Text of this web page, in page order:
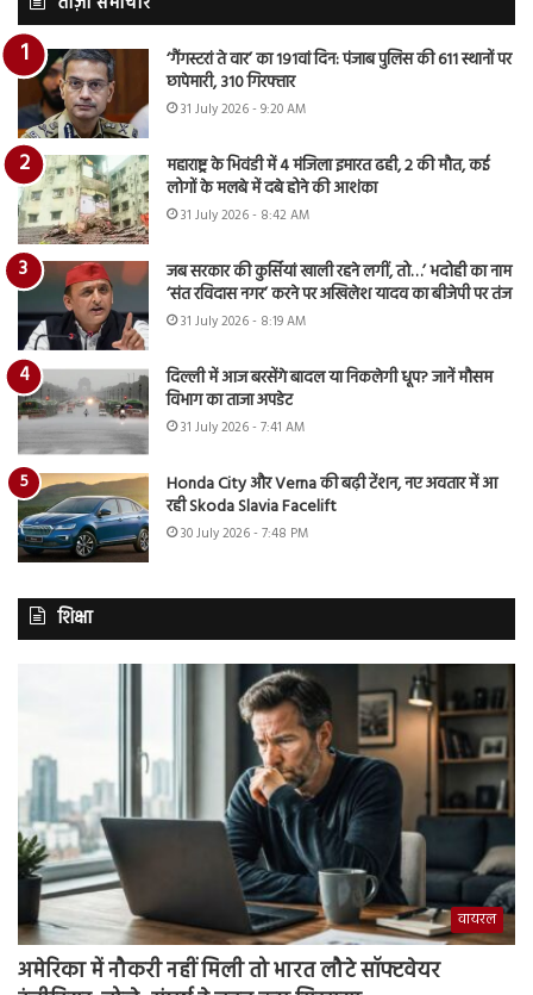
‘गैंगस्टरां ते वार’ का 191वां दिन: पंजाब पुलिस की 611 स्थानों पर
छापेमारी, 310 गिरफ्तार
31 July 2026 - 9:20 AM
महाराष्ट्र के भिवंडी में 4 मंजिला इमारत ढही, 2 की मौत, कई
लोगों के मलबे में दबे होने की आशंका
31 July 2026 - 8:42 AM
जब सरकार की कुर्सियां खाली रहने लगीं, तो…’ भदोही का नाम
‘संत रविदास नगर’ करने पर अखिलेश यादव का बीजेपी पर तंज
31 July 2026 - 8:19 AM
दिल्ली में आज बरसेंगे बादल या निकलेगी धूप? जानें मौसम
विभाग का ताजा अपडेट
31 July 2026 - 7:41 AM
Honda City और Verna की बढ़ी टेंशन, नए अवतार में आ
रही Skoda Slavia Facelift
30 July 2026 - 7:48 PM
शिक्षा
वायरल
अमेरिका में नौकरी नहीं मिली तो भारत लौटे सॉफ्टवेयर